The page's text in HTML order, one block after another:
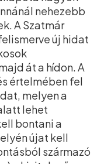
nehezebb
A Szatmár
új hidat
át a hídon. A
értelmében fel
melyen a
lehet
bontani a
újat kell
származó